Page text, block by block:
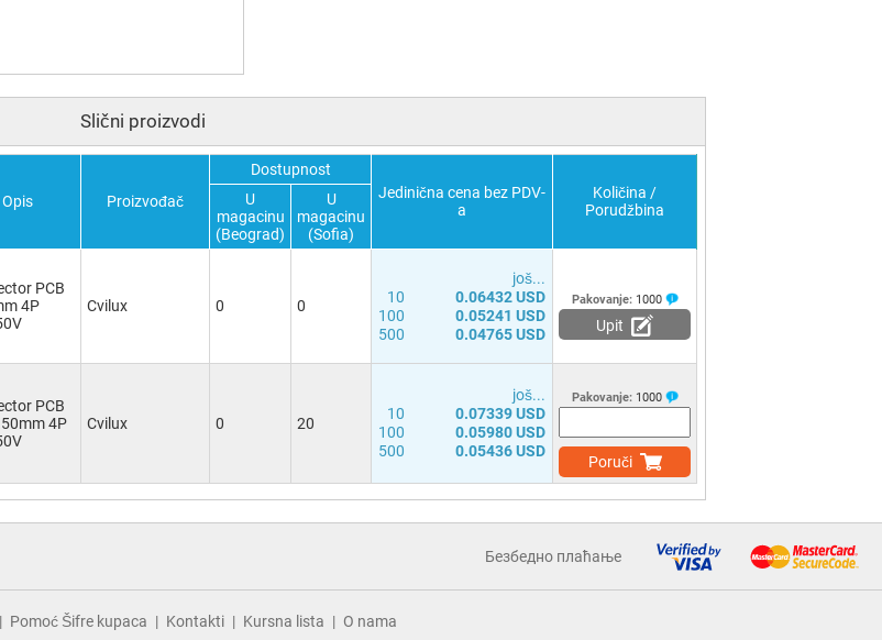
Slični proizvodi
Opis Proizvođač
Dostupnost
Jedinična cena bez PDV-
a
Količina /
Porudžbina
U
magacinu
(Beograd)
U
magacinu
(Sofia)
PCB
4P
Cvilux 0 0
јоš...
10
0.06432 USD
100
0.05241 USD
500
0.04765 USD
Pakovanje: 1000
Upit
PCB
4P
Cvilux 0 20
јоš...
10
0.07339 USD
100
0.05980 USD
500
0.05436 USD
Pakovanje: 1000
Poruči
Безбедно плаћање
Pomoć Šifre kupaca Kontakti Kursna lista O nama